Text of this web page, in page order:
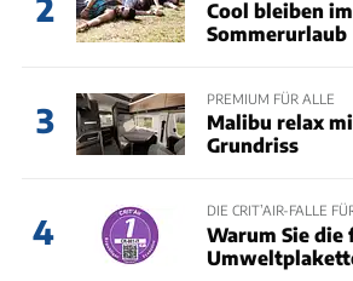
2
Cool bleiben
Sommerurlaub
3
PREMIUM FÜR ALLE
Malibu relax
Grundriss
4
DIE CRIT’AIR-FALLE
Warum Sie die